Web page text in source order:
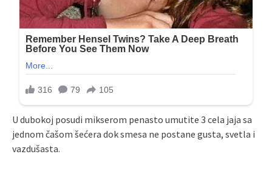
U dubokoj posudi mikserom penasto umutite 3 cela jaja sa
jednom čašom šećera dok smesa ne postane gusta, svetla i
vazdušasta.